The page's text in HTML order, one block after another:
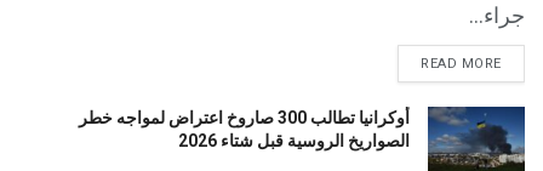
جراء...
READ MORE
أوكرانيا تطالب 300 صاروخ اعتراض لمواجه خطر
الصواريخ الروسية قبل شتاء 2026